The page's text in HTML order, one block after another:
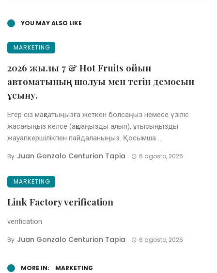
YOU MAY ALSO LIKE
MARKETING
2026 жылы 7 & Hot Fruits ойын
автоматының шолуы мен тегін демосын
ұсыну.
Егер сіз мақсатыңызға жеткен болсаңыз немесе үзіліс
жасағыңыз келсе (ақшаңызды алып), ұтысыңызды
жауапкершілікпен пайдаланыңыз. Қосымша ...
By Juan Gonzalo Centurion Tapia 6 agosto, 2026
MARKETING
Link Factory verification
verification
By Juan Gonzalo Centurion Tapia 6 agosto, 2026
MORE IN: MARKETING